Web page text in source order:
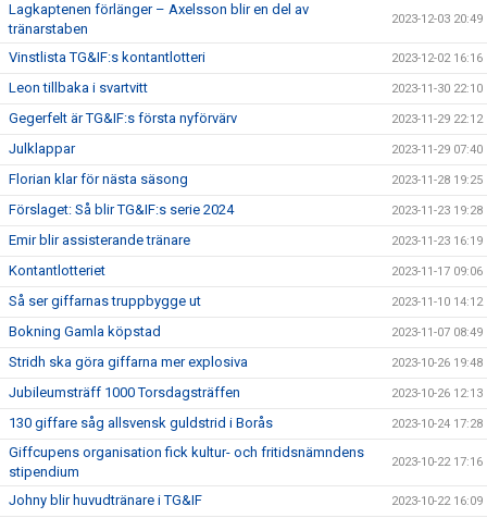
Lagkaptenen förlänger – Axelsson blir en del av
tränarstaben
2023-12-03 20:49
Vinstlista TG&IF:s kontantlotteri 2023-12-02 16:16
Leon tillbaka i svartvitt 2023-11-30 22:10
Gegerfelt är TG&IF:s första nyförvärv 2023-11-29 22:12
Julklappar 2023-11-29 07:40
Florian klar för nästa säsong 2023-11-28 19:25
Förslaget: Så blir TG&IF:s serie 2024 2023-11-23 19:28
Emir blir assisterande tränare 2023-11-23 16:19
Kontantlotteriet 2023-11-17 09:06
Så ser giffarnas truppbygge ut 2023-11-10 14:12
Bokning Gamla köpstad 2023-11-07 08:49
Stridh ska göra giffarna mer explosiva 2023-10-26 19:48
Jubileumsträff 1000 Torsdagsträffen 2023-10-26 12:13
130 giffare såg allsvensk guldstrid i Borås 2023-10-24 17:28
Giffcupens organisation fick kultur- och fritidsnämndens
stipendium
2023-10-22 17:16
Johny blir huvudtränare i TG&IF 2023-10-22 16:09